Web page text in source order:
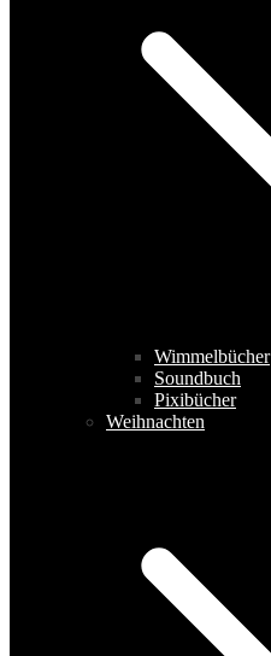
Wimmelbücher
Soundbuch
Pixibücher
Weihnachten